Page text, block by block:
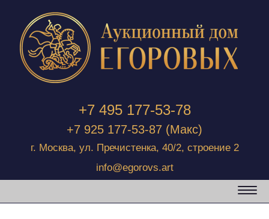
+7 495 177-53-78
+7 925 177-53-87 (Макс)
г. Москва, ул. Пречистенка, 40/2, строение 2
info@egorovs.art